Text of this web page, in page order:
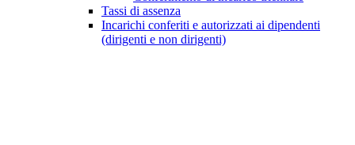
Tassi di assenza
Incarichi conferiti e autorizzati ai dipendenti
(dirigenti e non dirigenti)